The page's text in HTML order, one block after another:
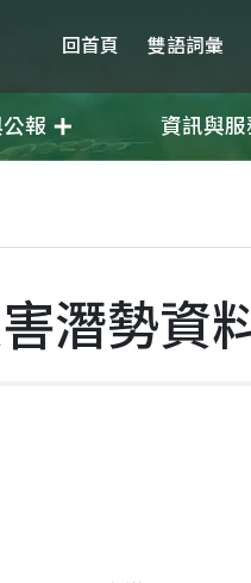
回首頁 雙語詞彙
報 資訊與服
潛勢資